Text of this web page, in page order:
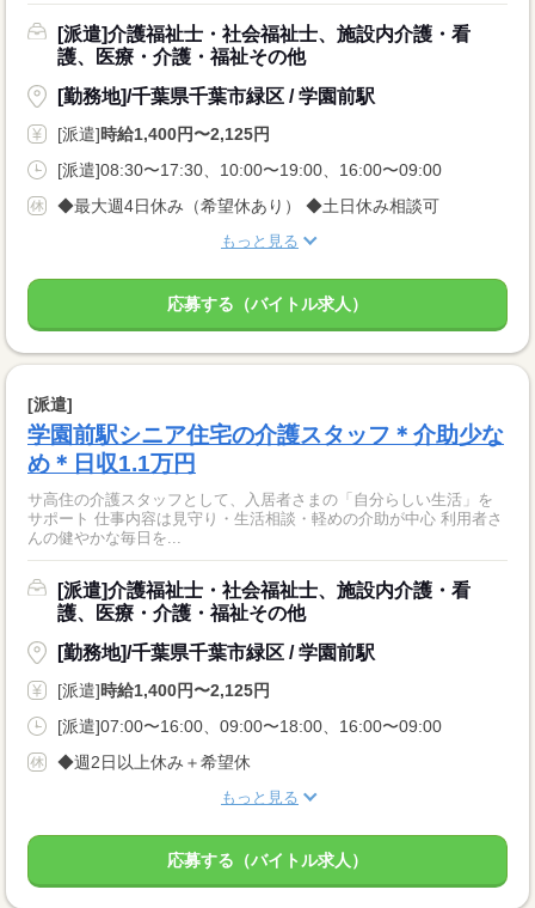
[派遣]介護福祉士・社会福祉士、施設内介護・看
護、医療・介護・福祉その他
[勤務地]/千葉県千葉市緑区 / 学園前駅
[派遣]時給1,400円〜2,125円
[派遣]08:30〜17:30、10:00〜19:00、16:00〜09:00
◆最大週4日休み（希望休あり） ◆土日休み相談可
もっと見る
応募する（バイトル求人）
[派遣]
学園前駅シニア住宅の介護スタッフ＊介助少な
め＊日収1.1万円
サ高住の介護スタッフとして、入居者さまの「自分らしい生活」を
サポート 仕事内容は見守り・生活相談・軽めの介助が中心 利用者さ
んの健やかな毎日を...
[派遣]介護福祉士・社会福祉士、施設内介護・看
護、医療・介護・福祉その他
[勤務地]/千葉県千葉市緑区 / 学園前駅
[派遣]時給1,400円〜2,125円
[派遣]07:00〜16:00、09:00〜18:00、16:00〜09:00
◆週2日以上休み＋希望休
もっと見る
応募する（バイトル求人）